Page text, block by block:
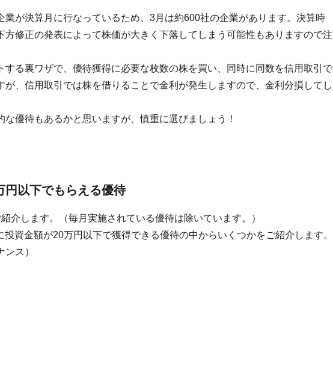
業が決算月に行なっているため、3月は約600社の企業があります。決算時
方修正の発表によって株価が大きく下落してしまう可能性もありますので注
する裏ワザで、優待獲得に必要な枚数の株を買い、同時に同数を信用取引で
が、信用取引では株を借りることで金利が発生しますので、金利分損してし
優待もあるかと思いますが、慎重に選びましょう！
円以下でもらえる優待
介します。（毎月実施されている優待は除いています。）
投資金額が20万円以下で獲得できる優待の中からいくつかをご紹介します。
ンス）